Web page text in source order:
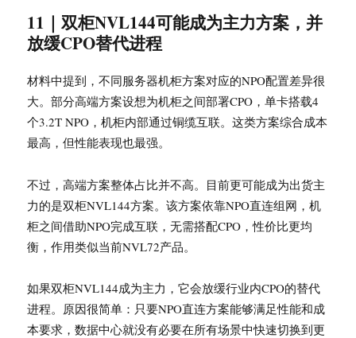
11｜双柜NVL144可能成为主力方案，并
放缓CPO替代进程
材料中提到，不同服务器机柜方案对应的NPO配置差异很
大。部分高端方案设想为机柜之间部署CPO，单卡搭载4
个3.2T NPO，机柜内部通过铜缆互联。这类方案综合成本
最高，但性能表现也最强。
不过，高端方案整体占比并不高。目前更可能成为出货主
力的是双柜NVL144方案。该方案依靠NPO直连组网，机
柜之间借助NPO完成互联，无需搭配CPO，性价比更均
衡，作用类似当前NVL72产品。
如果双柜NVL144成为主力，它会放缓行业内CPO的替代
进程。原因很简单：只要NPO直连方案能够满足性能和成
本要求，数据中心就没有必要在所有场景中快速切换到更